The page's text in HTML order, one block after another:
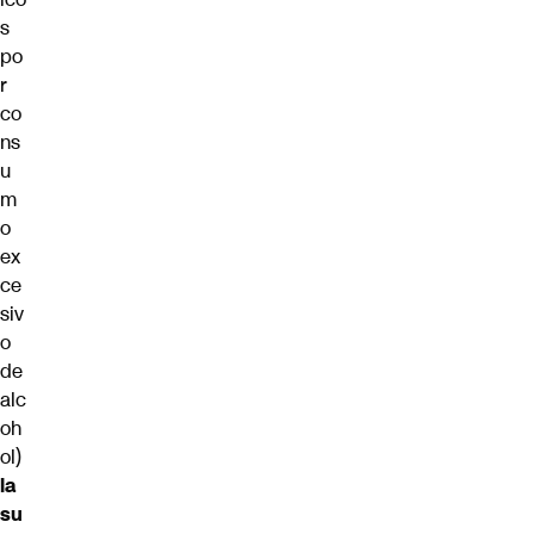
s
po
r
co
ns
u
m
o
ex
ce
siv
o
de
alc
oh
ol)
la
su